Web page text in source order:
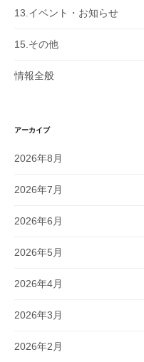
13.イベント・お知らせ
15.その他
情報全般
アーカイブ
2026年8月
2026年7月
2026年6月
2026年5月
2026年4月
2026年3月
2026年2月